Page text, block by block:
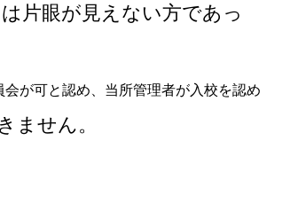
片眼が見えない方であっ
が可と認め、当所管理者が入校を認め
ません。